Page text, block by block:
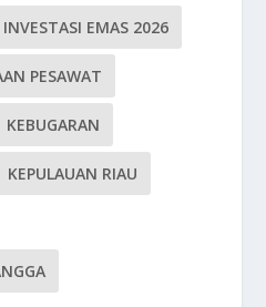
INVESTASI EMAS 2026
PESAWAT
KEBUGARAN
KEPULAUAN RIAU